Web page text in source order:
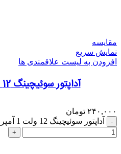
مقایسه
نمایش سریع
افزودن به لیست علاقمندی ها
آداپتور سوئیچینگ 12 ولت 1 آمپر دیواری
۲۴۰,۰۰۰ تومان
آداپتور سوئیچینگ 12 ولت 1 آمپر دیواری عدد